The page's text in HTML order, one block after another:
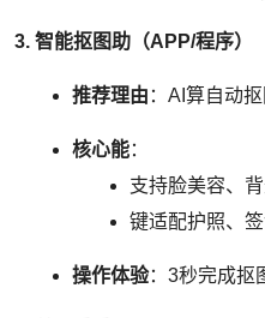
3. 智能抠图助（APP/程序）
推荐理由 ：AI算自动
核心能：
支持脸美容、
键适配护照、
操作体验：3秒完成抠